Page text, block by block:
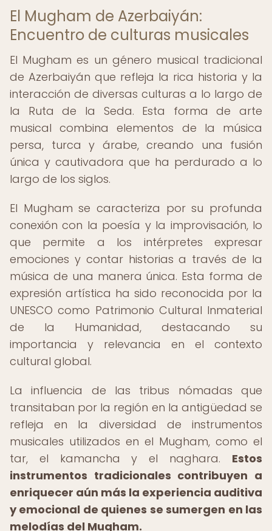
El Mugham de Azerbaiyán:
Encuentro de culturas musicales
El Mugham es un género musical tradicional
de Azerbaiyán que refleja la rica historia y la
interacción de diversas culturas a lo largo de
la Ruta de la Seda. Esta forma de arte
musical combina elementos de la música
persa, turca y árabe, creando una fusión
única y cautivadora que ha perdurado a lo
largo de los siglos.
El Mugham se caracteriza por su profunda
conexión con la poesía y la improvisación, lo
que permite a los intérpretes expresar
emociones y contar historias a través de la
música de una manera única. Esta forma de
expresión artística ha sido reconocida por la
UNESCO como Patrimonio Cultural Inmaterial
de la Humanidad, destacando su
importancia y relevancia en el contexto
cultural global.
La influencia de las tribus nómadas que
transitaban por la región en la antigüedad se
refleja en la diversidad de instrumentos
musicales utilizados en el Mugham, como el
tar, el kamancha y el naghara. Estos
instrumentos tradicionales contribuyen a
enriquecer aún más la experiencia auditiva
y emocional de quienes se sumergen en las
melodías del Mugham.